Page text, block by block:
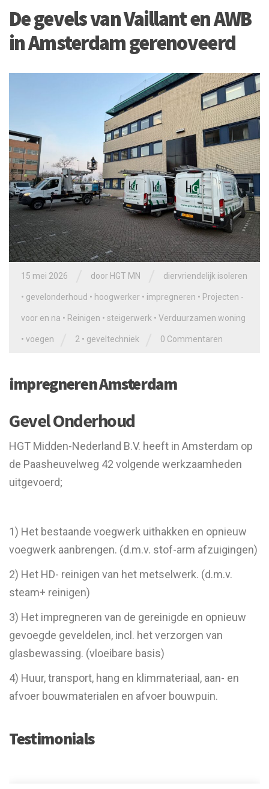
De gevels van Vaillant en AWB
in Amsterdam gerenoveerd
15 mei 2026 door HGT MN diervriendelijk isoleren
• gevelonderhoud • hoogwerker • impregneren • Projecten -
voor en na • Reinigen • steigerwerk • Verduurzamen woning
• voegen 2 • geveltechniek 0 Commentaren
impregneren Amsterdam
Gevel Onderhoud
HGT Midden-Nederland B.V. heeft in Amsterdam op
de Paasheuvelweg 42 volgende werkzaamheden
uitgevoerd;
1) Het bestaande voegwerk uithakken en opnieuw
voegwerk aanbrengen. (d.m.v. stof-arm afzuigingen)
2) Het HD- reinigen van het metselwerk. (d.m.v.
steam+ reinigen)
3) Het impregneren van de gereinigde en opnieuw
gevoegde geveldelen, incl. het verzorgen van
glasbewassing. (vloeibare basis)
4) Huur, transport, hang en klimmateriaal, aan- en
afvoer bouwmaterialen en afvoer bouwpuin.
Testimonials